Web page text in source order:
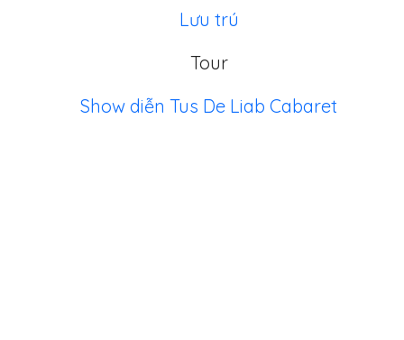
Lưu trú
Tour
Show diễn Tus De Liab Cabaret